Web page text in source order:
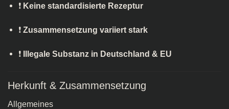
❗ Keine standardisierte Rezeptur
❗Zusammensetzung variiert stark
❗ Illegale Substanz in Deutschland & EU
Herkunft & Zusammensetzung
Allgemeines